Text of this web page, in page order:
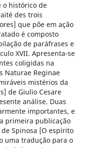
o histórico de
des trois
que põe em ação
é composto
de paráfrases e
XVII. Apresenta-se
coligidas na
Naturae Reginae
mistérios da
de Giulio Cesare
análise. Duas
importantes, e
primeira publicação
Spinosa [O espírito
uma tradução para o